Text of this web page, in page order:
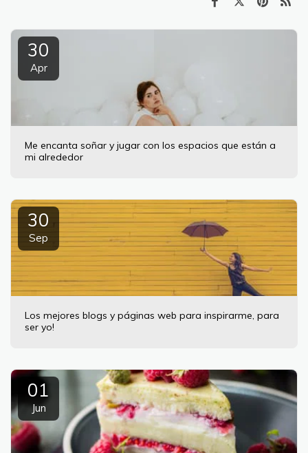
30
Apr
Me encanta soñar y jugar con los espacios que están a
mi alrededor
30
Sep
Los mejores blogs y páginas web para inspirarme, para
ser yo!
01
Jun